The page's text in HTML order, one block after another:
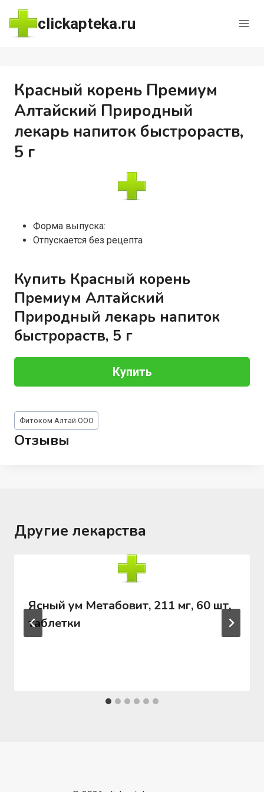
Перейти
содержимому
clickapteka.ru
Красный корень Премиум
Алтайский Природный
лекарь напиток быстрораств,
5 г
Форма выпуска:
Отпускается без рецепта
Купить Красный корень
Премиум Алтайский
Природный лекарь напиток
быстрораств, 5 г
Купить
Метки
записи:
Фитоком Алтай ООО
Отзывы
Другие лекарства
Ясный ум Метабовит, 211 мг, 60 шт,
таблетки